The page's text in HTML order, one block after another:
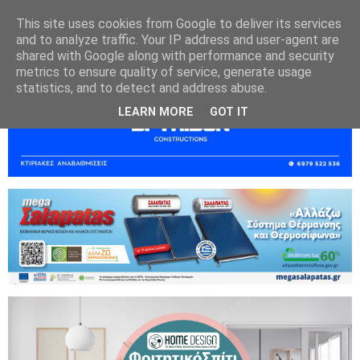
This site uses cookies from Google to deliver its services
and to analyze traffic. Your IP address and user-agent are
shared with Google along with performance and security
metrics to ensure quality of service, generate usage
statistics, and to detect and address abuse.
LEARN MORE GOT IT